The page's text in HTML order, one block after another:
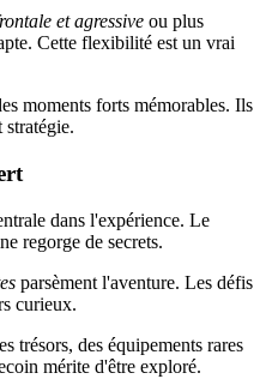
et agressive ou plus
Cette flexibilité est un vrai
moments forts mémorables. Ils
stratégie.
dans l'expérience. Le
regorge de secrets.
parsèment l'aventure. Les défis
curieux.
trésors, des équipements rares
mérite d'être exploré.